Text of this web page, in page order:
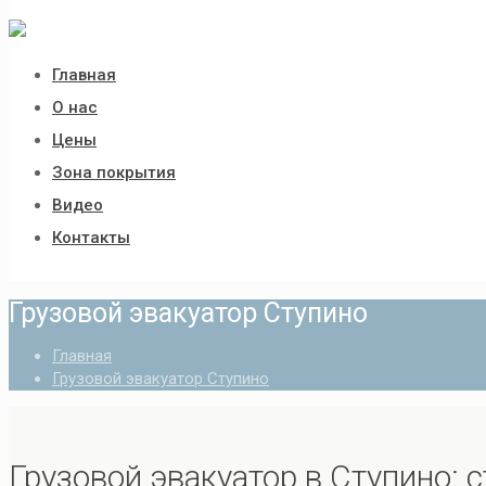
Главная
О нас
Цены
Зона покрытия
Видео
Контакты
Грузовой эвакуатор Ступино
Главная
Грузовой эвакуатор Ступино
Грузовой эвакуатор в Ступино: